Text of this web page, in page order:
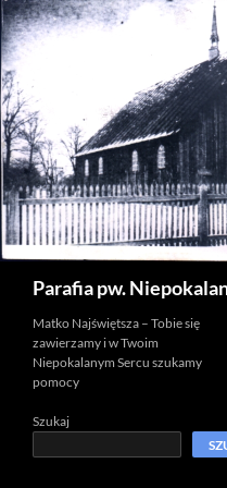
Parafia pw.
Matko Najświętsza – Tobie się
zawierzamy i w Twoim
Niepokalanym Sercu szukamy
pomocy
Szukaj